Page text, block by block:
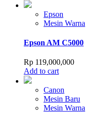
Epson
Mesin Warna
Epson AM C5000
Rp 119,000,000
Add to cart
Canon
Mesin Baru
Mesin Warna